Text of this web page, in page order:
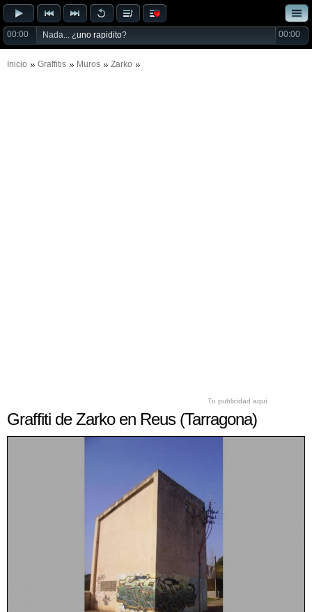
00:00 Nada... ¿uno rapidito? 00:00
Inicio Graffitis Muros Zarko
Tu publicidad aquí
Graffiti de Zarko en Reus (Tarragona)